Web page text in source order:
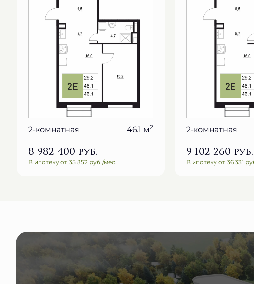
2-комнатная 46.1 м2
8 982 400 руб.
В ипотеку от 35 852 руб./мес.
2-комнатная
9 102 260 руб.
В ипотеку от 36 331